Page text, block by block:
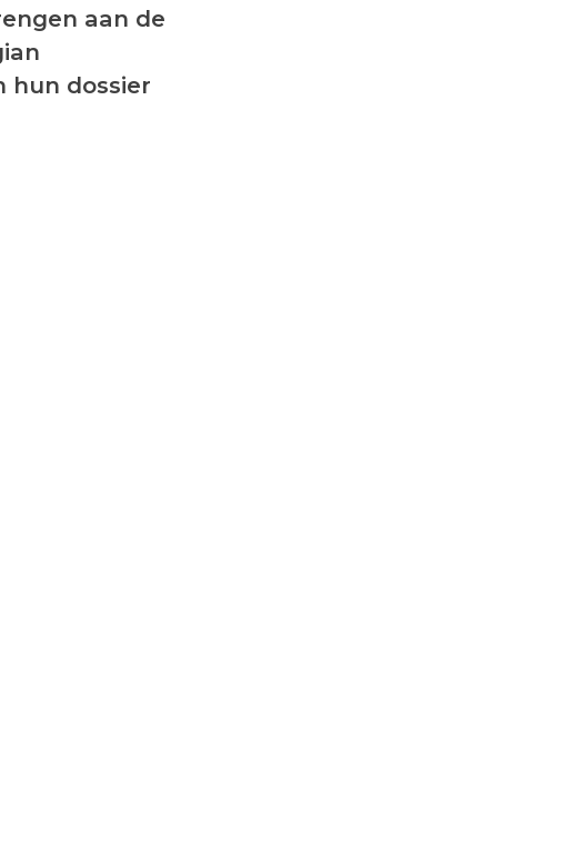
aan de
hun dossier